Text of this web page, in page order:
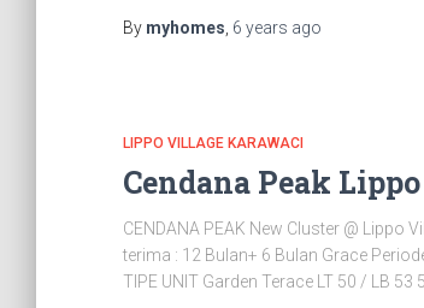
By myhomes 6 years ago
LIPPO VILLAGE KARAWACI
Cendana Peak
CENDANA PEAK New Cluster @ Lippo
terima : 12 Bulan+ 6 Bulan Grace
TIPE UNIT Garden Terace LT 50 / LB 53